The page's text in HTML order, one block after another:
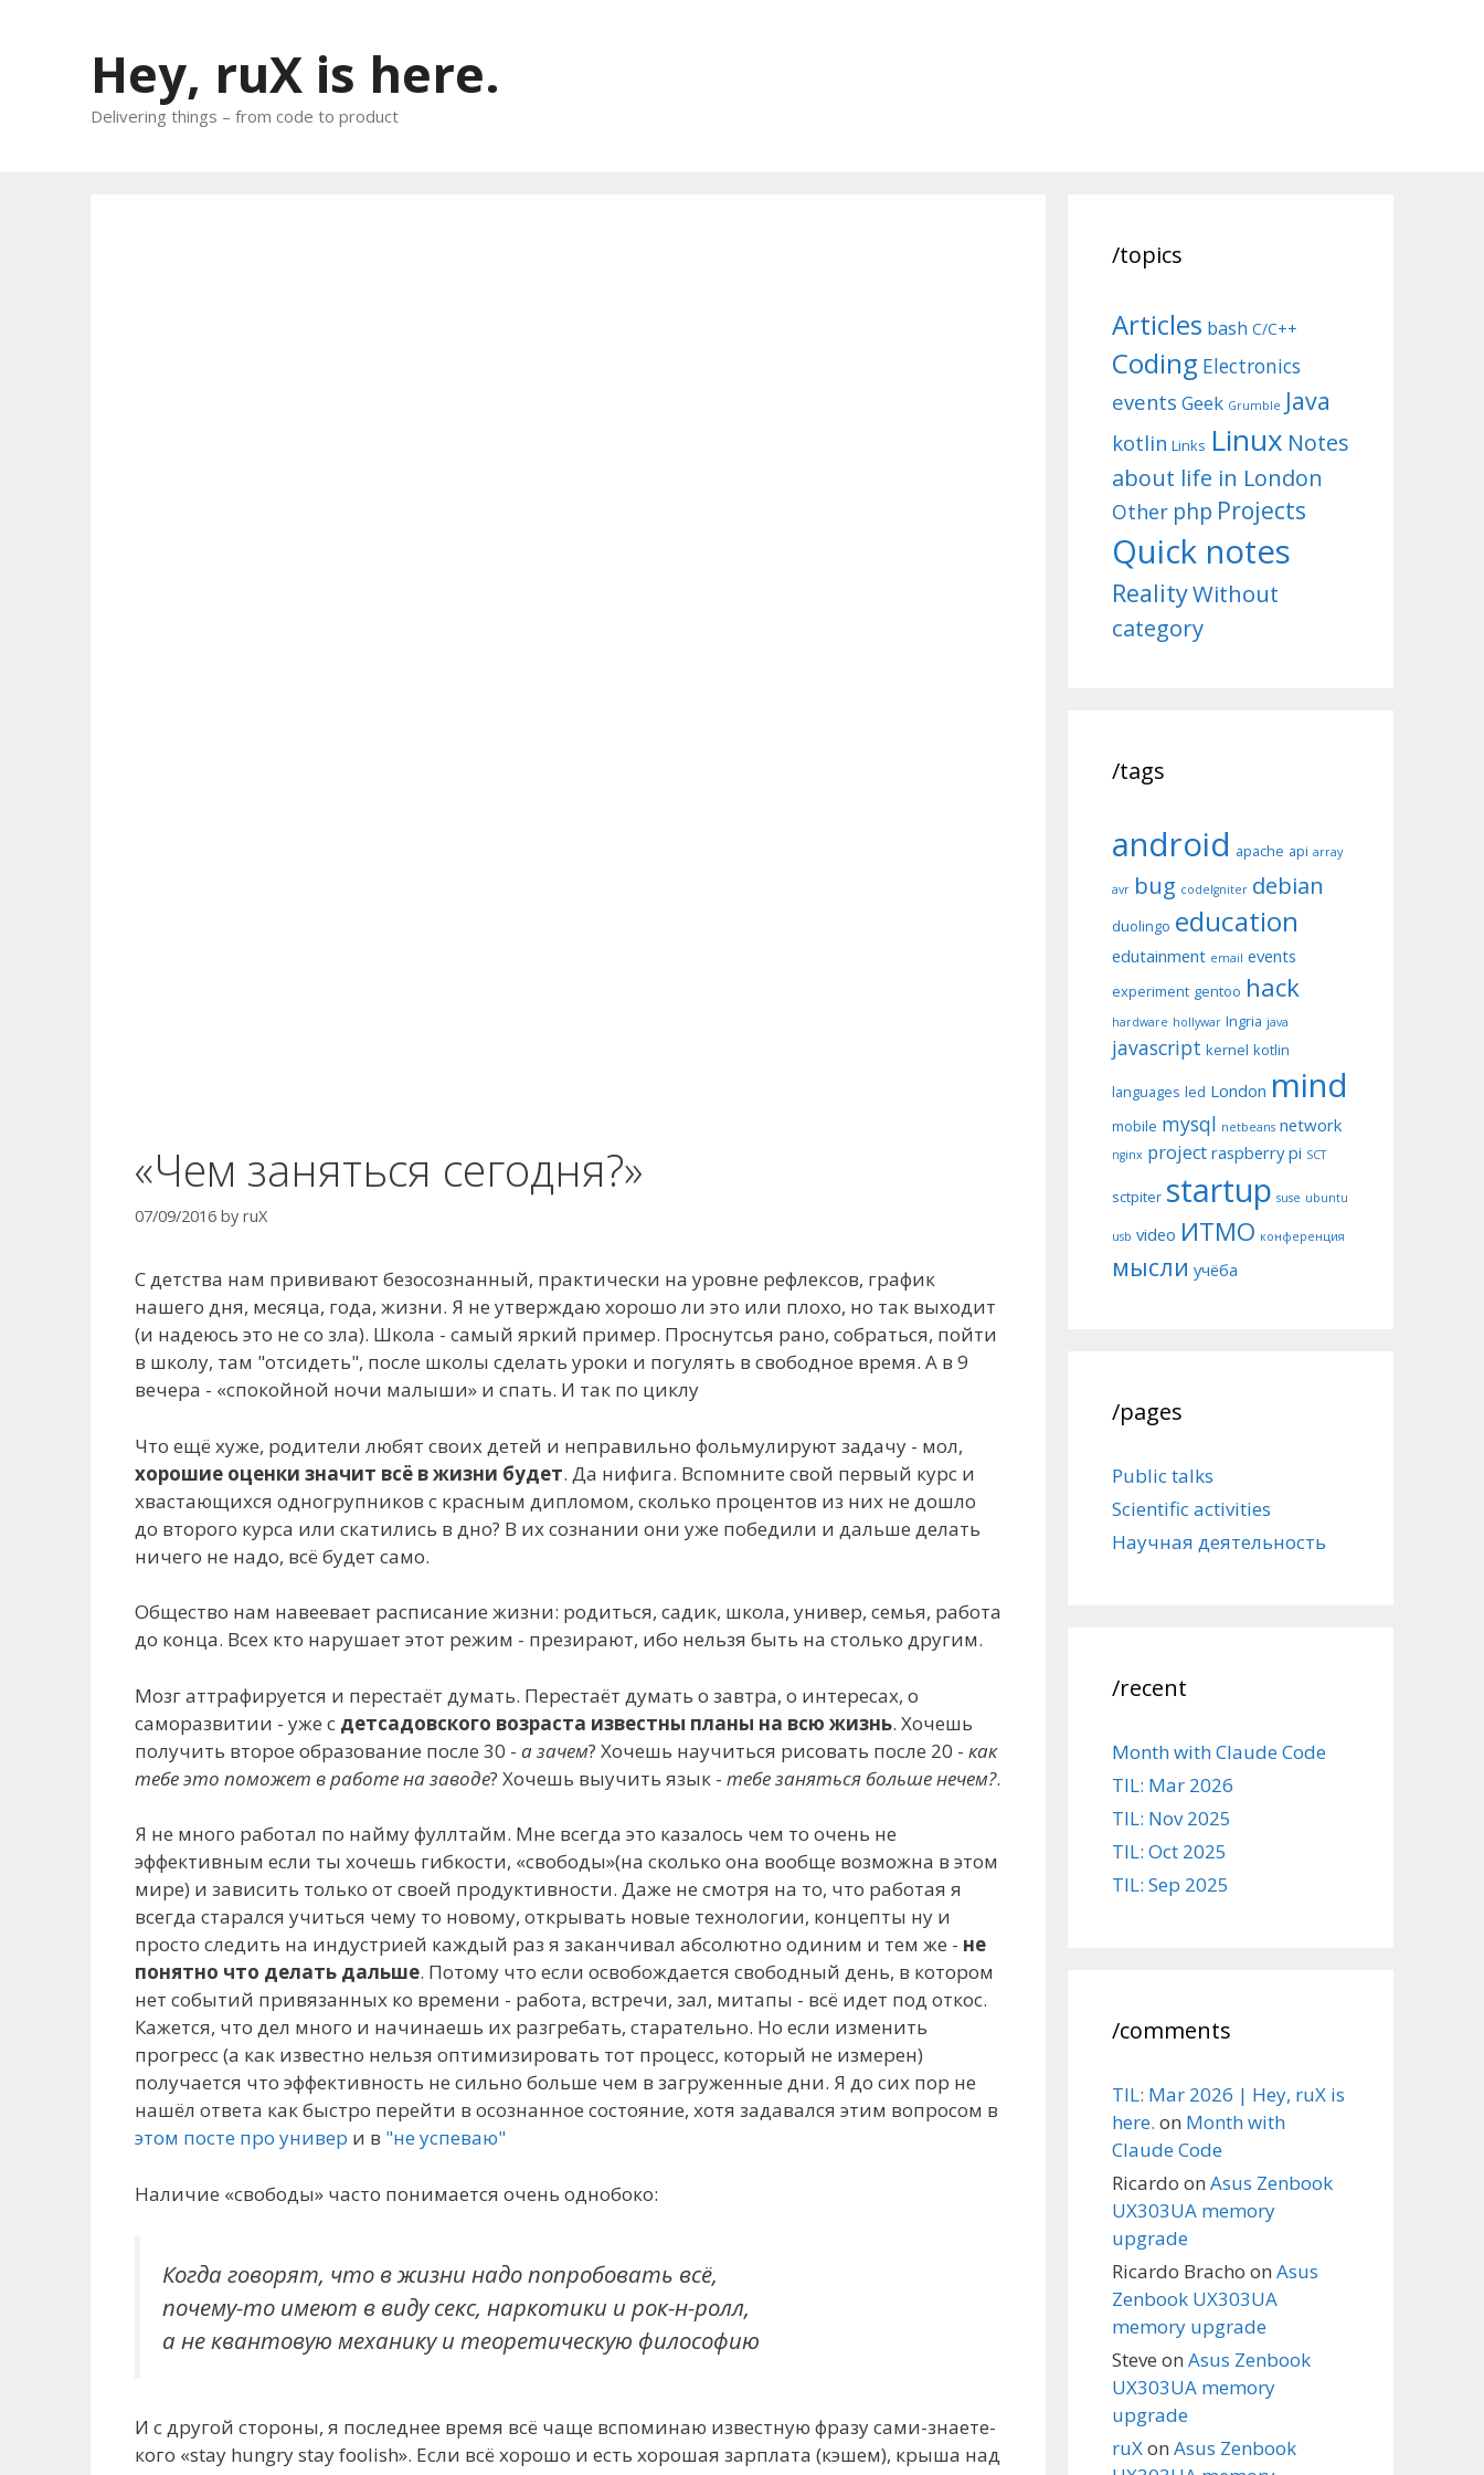
Hey, ruX is here.
Delivering things – from code to product
«Чем заняться сегодня?»
07/09/2016 by ruX
С детства нам прививают безосознанный, практически на уровне рефлексов, график
нашего дня, месяца, года, жизни. Я не утверждаю хорошо ли это или плохо, но так выходит
(и надеюсь это не со зла). Школа - самый яркий пример. Проснутсья рано, собраться, пойти
в школу, там "отсидеть", после школы сделать уроки и погулять в свободное время. А в 9
вечера - «спокойной ночи малыши» и спать. И так по циклу
Что ещё хуже, родители любят своих детей и неправильно фольмулируют задачу - мол,
хорошие оценки значит всё в жизни будет. Да нифига. Вспомните свой первый курс и
хвастающихся одногрупников с красным дипломом, сколько процентов из них не дошло
до второго курса или скатились в дно? В их сознании они уже победили и дальше делать
ничего не надо, всё будет само.
Общество нам навеевает расписание жизни: родиться, садик, школа, универ, семья, работа
до конца. Всех кто нарушает этот режим - презирают, ибо нельзя быть на столько другим.
Мозг аттрафируется и перестаёт думать. Перестаёт думать о завтра, о интересах, о
саморазвитии - уже с детсадовского возраста известны планы на всю жизнь. Хочешь
получить второе образование после 30 - а зачем? Хочешь научиться рисовать после 20 - как
тебе это поможет в работе на заводе? Хочешь выучить язык - тебе заняться больше нечем?.
Я не много работал по найму фуллтайм. Мне всегда это казалось чем то очень не
эффективным если ты хочешь гибкости, «свободы»(на сколько она вообще возможна в этом
мире) и зависить только от своей продуктивности. Даже не смотря на то, что работая я
всегда старался учиться чему то новому, открывать новые технологии, концепты ну и
просто следить на индустрией каждый раз я заканчивал абсолютно одиним и тем же - не
понятно что делать дальше. Потому что если освобождается свободный день, в котором
нет событий привязанных ко времени - работа, встречи, зал, митапы - всё идет под откос.
Кажется, что дел много и начинаешь их разгребать, старательно. Но если изменить
прогресс (а как известно нельзя оптимизировать тот процесс, который не измерен)
получается что эффективность не сильно больше чем в загруженные дни. Я до сих пор не
нашёл ответа как быстро перейти в осознанное состояние, хотя задавался этим вопросом в
этом посте про универ и в "не успеваю"
Наличие «свободы» часто понимается очень однобоко:
Когда говорят, что в жизни надо попробовать всё,
почему-то имеют в виду секс, наркотики и рок-н-ролл,
а не квантовую механику и теоретическую философию
И с другой стороны, я последнее время всё чаще вспоминаю известную фразу сами-знаете-
кого «stay hungry stay foolish». Если всё хорошо и есть хорошая зарплата (кэшем), крыша над
/topics
Articles bash C/C++
Coding Electronics
events Geek Grumble Java
kotlin Links Linux Notes
about life in London
Other php Projects
Quick notes
RealityWithout
category
/tags
android apache api array
avr bug codeIgniter debian
duolingo education
edutainment email events
experiment gentoo hack
hardware hollywar Ingria java
javascript kernel kotlin
languages led London mind
mobile mysql netbeans network
nginx project raspberry pi SCT
sctpiter startup suse ubuntu
usb video ИТМО конференция
мысли учёба
/pages
Public talks
Scientific activities
Научная деятельность
/recent
Month with Claude Code
TIL: Mar 2026
TIL: Nov 2025
TIL: Oct 2025
TIL: Sep 2025
/comments
TIL: Mar 2026 | Hey, ruX is
here. on Month with
Claude Code
Ricardo on Asus Zenbook
UX303UA memory
upgrade
Ricardo Bracho on Asus
Zenbook UX303UA
memory upgrade
Steve on Asus Zenbook
UX303UA memory
upgrade
ruXon Asus Zenbook